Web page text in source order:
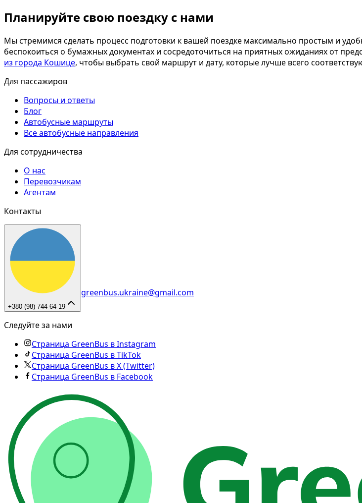
Планируйте свою поездку с нами
Мы стремимся сделать процесс подготовки к вашей поездке максимально простым и
беспокоиться о бумажных документах и сосредоточиться на приятных ожиданиях от
из города Кошице, чтобы выбрать свой маршрут и дату, которые лучше всего
Для пассажиров
Вопросы и ответы
Блог
Автобусные маршруты
Все автобусные направления
Для сотрудничества
О нас
Перевозчикам
Агентам
Контакты
+380 (98) 744 64 19
greenbus.ukraine@gmail.com
Следуйте за нами
Страница GreenBus в Instagram
Страница GreenBus в TikTok
Страница GreenBus в X (Twitter)
Страница GreenBus в Facebook